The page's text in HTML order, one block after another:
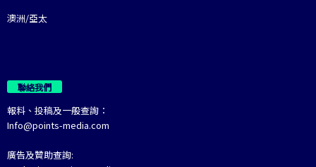
澳洲/亞太
聯絡我們
報料、投稿及一般查詢：
Info@points-media.com
廣告及贊助查詢: